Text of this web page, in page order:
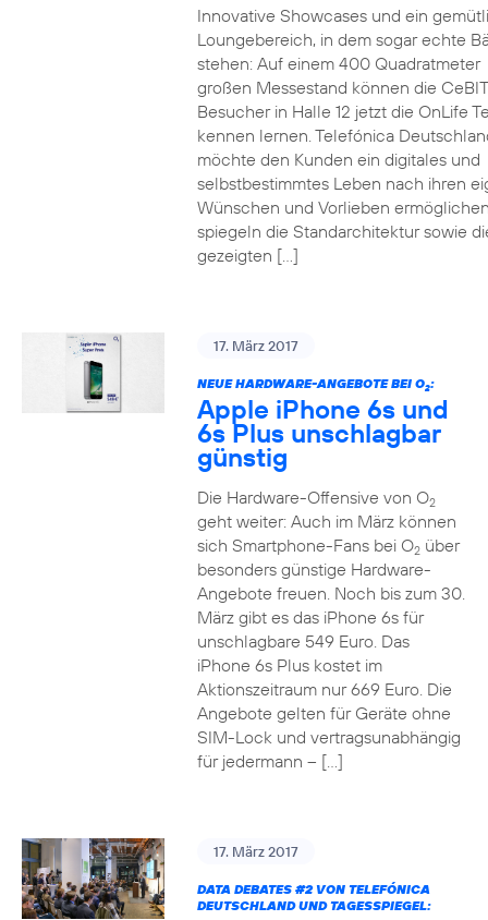
Innovative Showcases und ein
Loungebereich, in dem sogar echte
stehen: Auf einem 400 Quadratmeter
großen Messestand können die CeBIT
Besucher in Halle 12 jetzt die OnLife
kennen lernen. Telefónica
möchte den Kunden ein digitales und
selbstbestimmtes Leben nach ihren
Wünschen und Vorlieben
spiegeln die Standarchitektur sowie
gezeigten […]
17. März 2017
NEUE HARDWARE-ANGEBOTE BEI O2:
Apple iPhone 6s und
6s Plus unschlagbar
günstig
Die Hardware-Offensive von O2
geht weiter: Auch im März können
sich Smartphone-Fans bei O2über
besonders günstige Hardware-
Angebote freuen. Noch bis zum 30.
März gibt es das iPhone 6s für
unschlagbare 549 Euro. Das
iPhone 6s Plus kostet im
Aktionszeitraum nur 669 Euro. Die
Angebote gelten für Geräte ohne
SIM-Lock und vertragsunabhängig
für jedermann – […]
17. März 2017
DATA DEBATES #2VON TELEFÓNICA
DEUTSCHLAND UND TAGESSPIEGEL: